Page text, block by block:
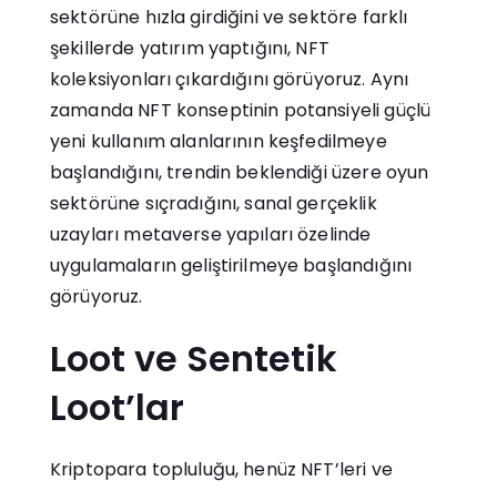
sektörüne hızla girdiğini ve sektöre farklı
şekillerde yatırım yaptığını, NFT
koleksiyonları çıkardığını görüyoruz. Aynı
zamanda NFT konseptinin potansiyeli güçlü
yeni kullanım alanlarının keşfedilmeye
başlandığını, trendin beklendiği üzere oyun
sektörüne sıçradığını, sanal gerçeklik
uzayları metaverse yapıları özelinde
uygulamaların geliştirilmeye başlandığını
görüyoruz.
Loot ve Sentetik
Loot’lar
Kriptopara topluluğu, henüz NFT’leri ve